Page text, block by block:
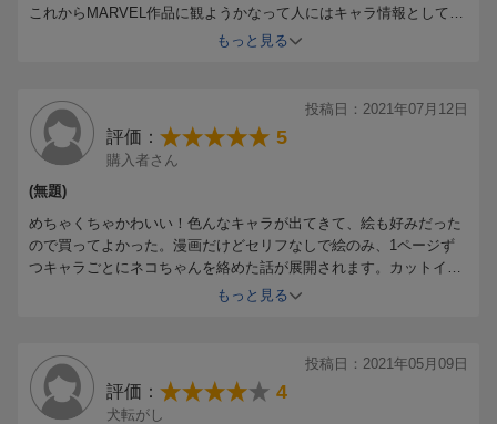
これからMARVEL作品に観ようかなって人にはキャラ情報として参
もっと見る
投稿日：2021年07月12日
評価： 5
購入者さん
(無題)
めちゃくちゃかわいい！色んなキャラが出てきて、絵も好みだった
ので買ってよかった。漫画だけどセリフなしで絵のみ、1ページず
つキャラごとにネコちゃんを絡めた話が展開されます。カットイラ
もっと見る
投稿日：2021年05月09日
評価： 4
犬転がし